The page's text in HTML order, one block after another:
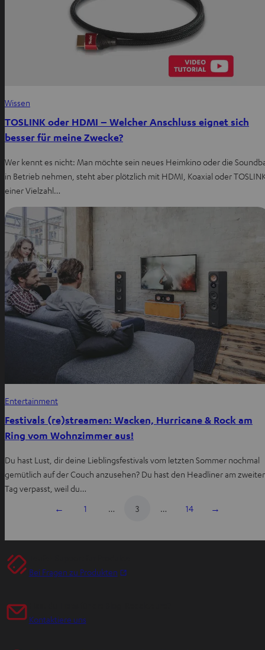
Wissen
TOSLINK oder HDMI – Welcher Anschluss eignet sich
besser für meine Zwecke?
Wer kennt es nicht: Man möchte sein neues Heimkino oder die
in Betrieb nehmen, steht aber plötzlich mit HDMI, Koaxial oder
einer Vielzahl…
Entertainment
Festivals (re)streamen: Wacken, Hurricane & Rock am
Ring vom Wohnzimmer aus!
Du hast Lust, dir deine Lieblingsfestivals vom letzten Sommer nochmal
gemütlich auf der Couch anzusehen? Du hast den Headliner am
Tag verpasst, weil du…
←
1 … 3 … 14 →
Bei Fragen zu Produkten
Kontaktiere uns